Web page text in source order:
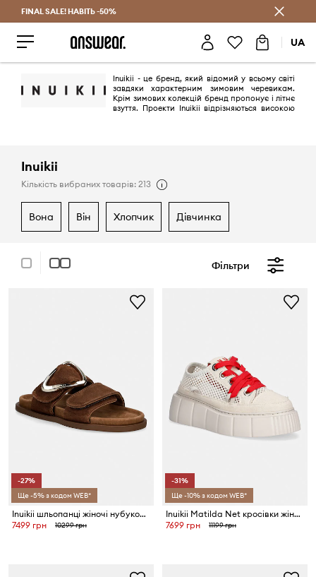
Заощаджуй з Answear Club
FINAL SALE! НАВІТЬ -50%
UA
Inuikii - це бренд, який відомий у всьому світі
завдяки характерним зимовим черевикам.
Крім зимових колекцій бренд пропонує і літнє
взуття. Проекти Inuikii відрізняються високою
Inuikii
Кількість вибраних товарів: 213
вона він хлопчик дівчинка
Фільтри
-27%
Ще -5% з кодом WEB*
Inuikii шльопанці жіночі нубукові Dreamer Buckle
7499 грн
10299 грн
-31%
Ще -10% з кодом WEB*
Inuikii Matilda Net кросівки жіночі
7699 грн
11199 грн